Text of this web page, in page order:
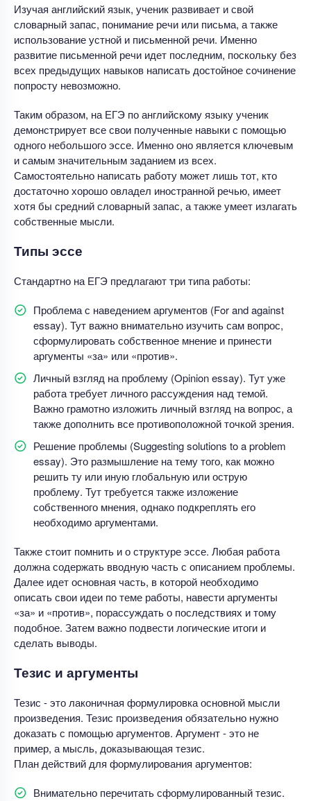
Изучая английский язык, ученик развивает и свой
словарный запас, понимание речи или письма, а также
использование устной и письменной речи. Именно
развитие письменной речи идет последним, поскольку без
всех предыдущих навыков написать достойное сочинение
попросту невозможно.
Таким образом, на ЕГЭ по английскому языку ученик
демонстрирует все свои полученные навыки с помощью
одного небольшого эссе. Именно оно является ключевым
и самым значительным заданием из всех.
Самостоятельно написать работу может лишь тот, кто
достаточно хорошо овладел иностранной речью, имеет
хотя бы средний словарный запас, а также умеет излагать
собственные мысли.
Типы эссе
Стандартно на ЕГЭ предлагают три типа работы:
Проблема с наведением аргументов (For and against
essay). Тут важно внимательно изучить сам вопрос,
сформулировать собственное мнение и принести
аргументы «за» или «против».
Личный взгляд на проблему (Opinion essay). Тут уже
работа требует личного рассуждения над темой.
Важно грамотно изложить личный взгляд на вопрос, а
также дополнить все противоположной точкой зрения.
Решение проблемы (Suggesting solutions to a problem
essay). Это размышление на тему того, как можно
решить ту или иную глобальную или острую
проблему. Тут требуется также изложение
собственного мнения, однако подкреплять его
необходимо аргументами.
Также стоит помнить и о структуре эссе. Любая работа
должна содержать вводную часть с описанием проблемы.
Далее идет основная часть, в которой необходимо
описать свои идеи по теме работы, навести аргументы
«за» и «против», порассуждать о последствиях и тому
подобное. Затем важно подвести логические итоги и
сделать выводы.
Тезис и аргументы
Тезис - это лаконичная формулировка основной мысли
произведения. Тезис произведения обязательно нужно
доказать с помощью аргументов. Аргумент - это не
пример, а мысль, доказывающая тезис.
План действий для формулирования аргументов:
Внимательно перечитать сформулированный тезис.